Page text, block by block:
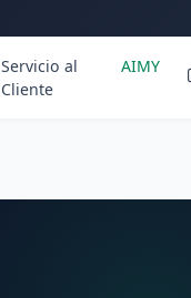
Servicio al
Cliente
AIMY